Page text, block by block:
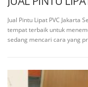
Jual Pintu Lipat PVC Jakarta
tempat terbaik untuk
sedang mencari cara yang